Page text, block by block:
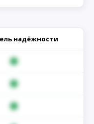
надёжности